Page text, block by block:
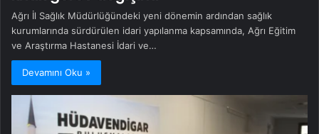
Ağrı İl Sağlık Müdürlüğündeki yeni dönemin ardından sağlık
kurumlarında sürdürülen idari yapılanma kapsamında, Ağrı Eğitim
ve Araştırma Hastanesi İdari ve…
Devamını Oku »